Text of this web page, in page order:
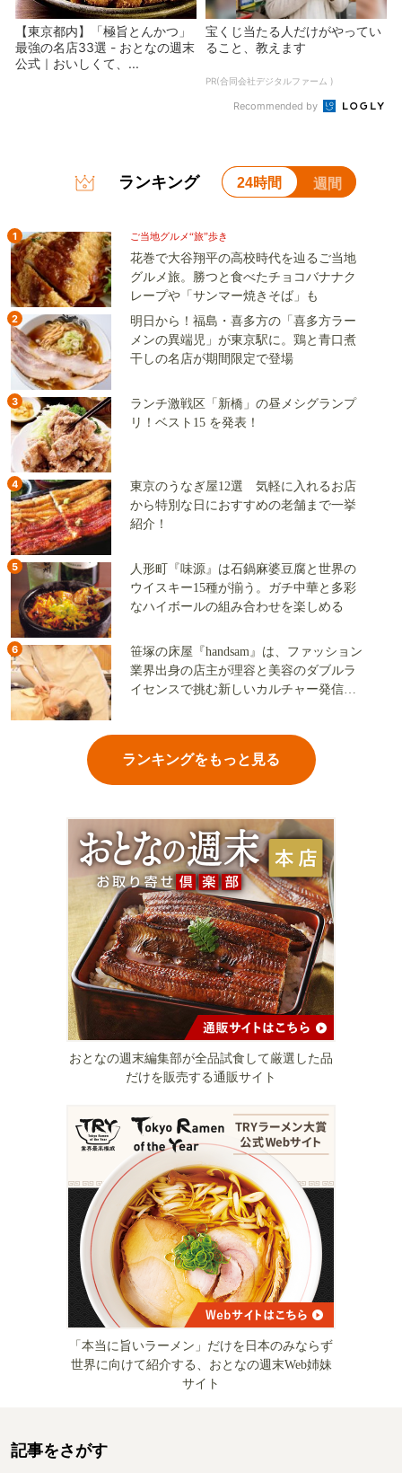
【東京都内】「極旨とんかつ」
最強の名店33選 - おとなの週末
公式｜おいしくて、...
宝くじ当たる人だけがやってい
ること、教えます
PR(合同会社デジタルファーム )
Recommended by
ランキング 24時間 週間
1 ご当地グルメ“旅”歩き
花巻で大谷翔平の高校時代を辿るご当地
グルメ旅。勝つと食べたチョコバナナク
レープや「サンマー焼きそば」も
2
明日から！福島・喜多方の「喜多方ラー
メンの異端児」が東京駅に。鶏と青口煮
干しの名店が期間限定で登場
3
ランチ激戦区「新橋」の昼メシグランプ
リ！ベスト15 を発表！
4
東京のうなぎ屋12選 気軽に入れるお店
から特別な日におすすめの老舗まで一挙
紹介！
5
人形町『味源』は石鍋麻婆豆腐と世界の
ウイスキー15種が揃う。ガチ中華と多彩
なハイボールの組み合わせを楽しめる
6
笹塚の床屋『handsam』は、ファッション
業界出身の店主が理容と美容のダブルラ
イセンスで挑む新しいカルチャー発信基
ランキングをもっと見る
おとなの週末編集部が全品試食して厳選した品
だけを販売する通販サイト
「本当に旨いラーメン」だけを日本のみならず
世界に向けて紹介する、おとなの週末Web姉妹
サイト
記事をさがす